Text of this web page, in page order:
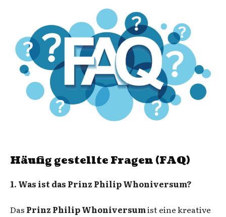
Häufig gestellte Fragen (FAQ)
1. Was ist das Prinz Philip Whoniversum?
Das Prinz Philip Whoniversumist eine kreative